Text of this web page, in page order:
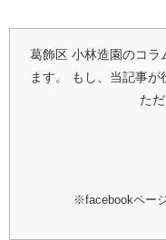
葛飾区 小林造園のコラ
ます。
もし、当記事
た
※facebookペー